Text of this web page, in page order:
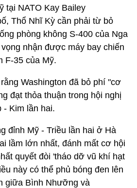
tại NATO Kay Bailey
Thổ Nhĩ Kỳ cần phải từ bỏ
phòng không S-400 của Nga
nhận được máy bay chiến
F-35 của Mỹ.
Washington đã bỏ phí "cơ
đạt thỏa thuận trong hội nghị
- Kim lần hai.
đỉnh Mỹ - Triều lần hai ở Hà
lầm lớn nhất, đánh mất cơ hội
quyết đòi 'tháo dỡ vũ khí hạt
này có thể phủ bóng đen lên
giữa Bình Nhưỡng và